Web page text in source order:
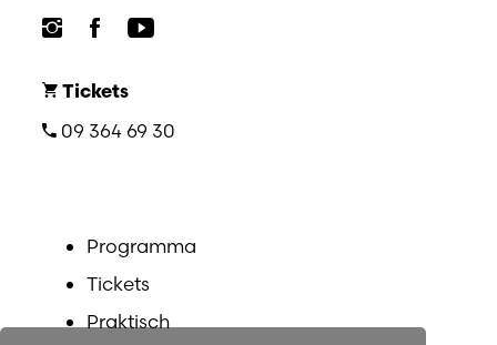
Tickets
09 364 69 30
Programma
Tickets
Praktisch